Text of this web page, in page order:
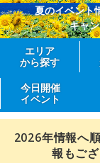
夏のイベント
キャ
エリア
から探す
今日開催
イベント
2026年情報へ
報もご